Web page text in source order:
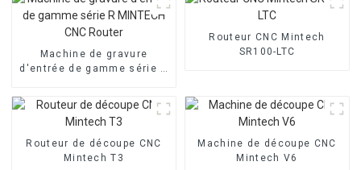
Machine de gravure
d'entrée de gamme série R
Routeur CNC Mintech
SR100-LTC
Routeur de découpe CNC
Mintech T3
Machine de découpe CNC
Mintech V6